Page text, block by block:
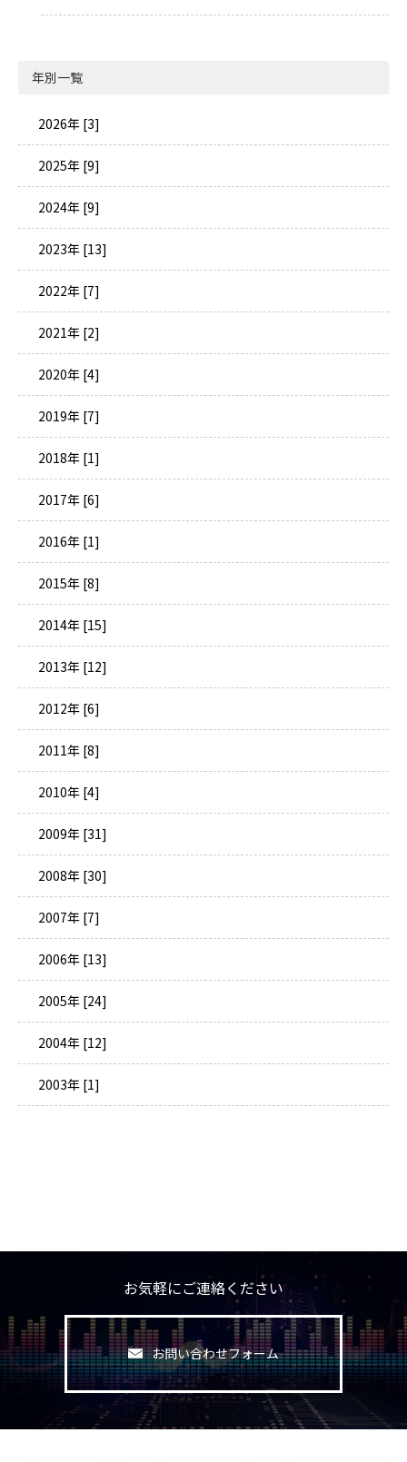
年別一覧
2026年 [3]
2025年 [9]
2024年 [9]
2023年 [13]
2022年 [7]
2021年 [2]
2020年 [4]
2019年 [7]
2018年 [1]
2017年 [6]
2016年 [1]
2015年 [8]
2014年 [15]
2013年 [12]
2012年 [6]
2011年 [8]
2010年 [4]
2009年 [31]
2008年 [30]
2007年 [7]
2006年 [13]
2005年 [24]
2004年 [12]
2003年 [1]
お気軽にご連絡ください
お問い合わせフォーム